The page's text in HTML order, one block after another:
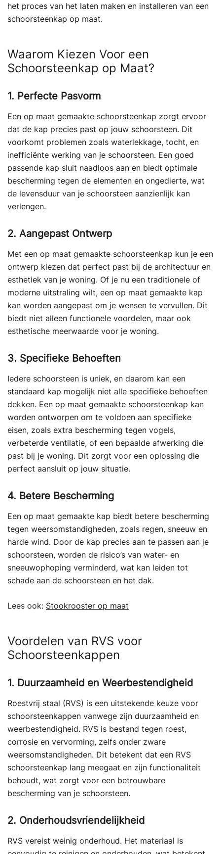
het proces van het laten maken en installeren van een
schoorsteenkap op maat.
Waarom Kiezen Voor een
Schoorsteenkap op Maat?
1. Perfecte Pasvorm
Een op maat gemaakte schoorsteenkap zorgt ervoor
dat de kap precies past op jouw schoorsteen. Dit
voorkomt problemen zoals waterlekkage, tocht, en
inefficiënte werking van je schoorsteen. Een goed
passende kap sluit naadloos aan en biedt optimale
bescherming tegen de elementen en ongedierte, wat
de levensduur van je schoorsteen aanzienlijk kan
verlengen.
2. Aangepast Ontwerp
Met een op maat gemaakte schoorsteenkap kun je een
ontwerp kiezen dat perfect past bij de architectuur en
esthetiek van je woning. Of je nu een traditionele of
moderne uitstraling wilt, een op maat gemaakte kap
kan worden aangepast om je wensen te vervullen. Dit
biedt niet alleen functionele voordelen, maar ook
esthetische meerwaarde voor je woning.
3. Specifieke Behoeften
Iedere schoorsteen is uniek, en daarom kan een
standaard kap mogelijk niet alle specifieke behoeften
dekken. Een op maat gemaakte schoorsteenkap kan
worden ontworpen om te voldoen aan specifieke
eisen, zoals extra bescherming tegen vogels,
verbeterde ventilatie, of een bepaalde afwerking die
past bij je woning. Dit zorgt voor een oplossing die
perfect aansluit op jouw situatie.
4. Betere Bescherming
Een op maat gemaakte kap biedt betere bescherming
tegen weersomstandigheden, zoals regen, sneeuw en
harde wind. Door de kap precies aan te passen aan je
schoorsteen, worden de risico’s van water- en
sneeuwophoping verminderd, wat kan leiden tot
schade aan de schoorsteen en het dak.
Lees ook: Stookrooster op maat
Voordelen van RVS voor
Schoorsteenkappen
1. Duurzaamheid en Weerbestendigheid
Roestvrij staal (RVS) is een uitstekende keuze voor
schoorsteenkappen vanwege zijn duurzaamheid en
weerbestendigheid. RVS is bestand tegen roest,
corrosie en vervorming, zelfs onder zware
weersomstandigheden. Dit betekent dat een RVS
schoorsteenkap lang meegaat en zijn functionaliteit
behoudt, wat zorgt voor een betrouwbare
bescherming van je schoorsteen.
2. Onderhoudsvriendelijkheid
RVS vereist weinig onderhoud. Het materiaal is